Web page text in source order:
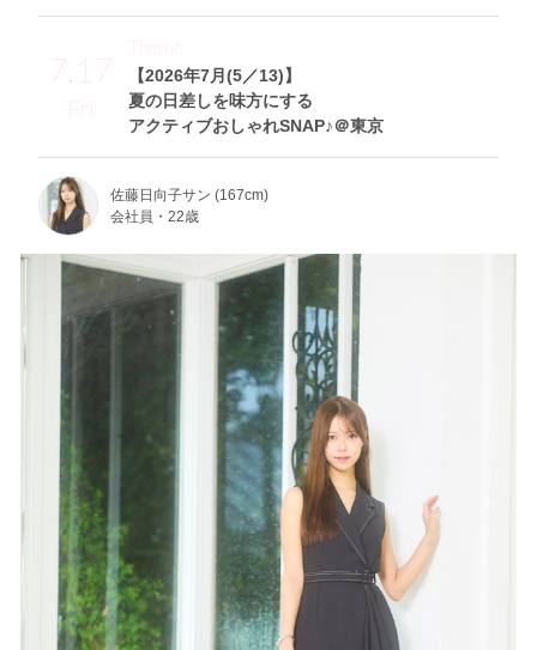
7.17
Fri
【2026年7月(5／13)】
夏の日差しを味方にする
アクティブおしゃれSNAP♪＠東京
Theme
佐藤日向子サン (167cm)
会社員・22歳